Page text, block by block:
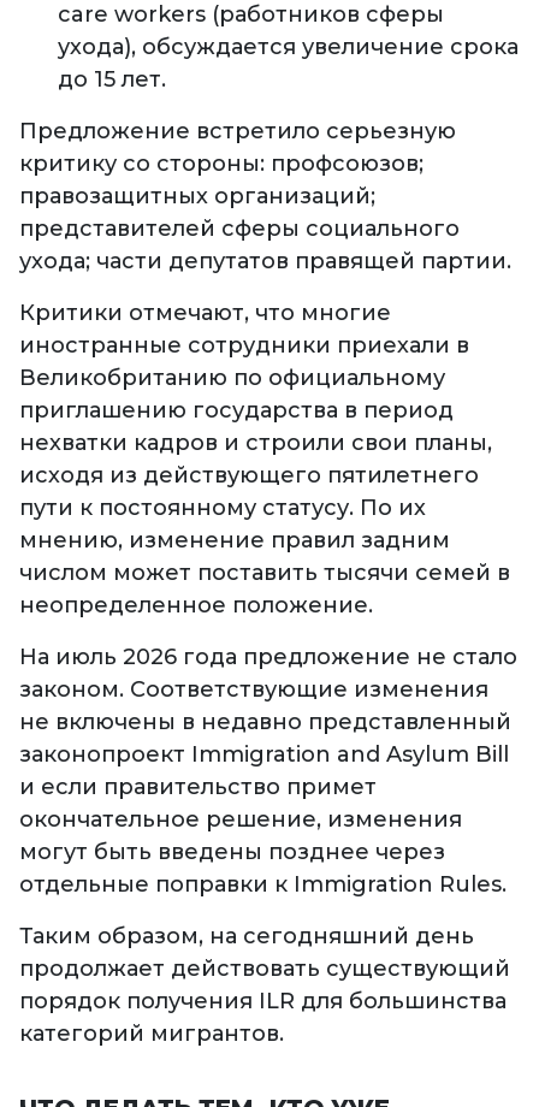
care workers (работников сферы
ухода), обсуждается увеличение срока
до 15 лет.
Предложение встретило серьезную
критику со стороны: профсоюзов;
правозащитных организаций;
представителей сферы социального
ухода; части депутатов правящей партии.
Критики отмечают, что многие
иностранные сотрудники приехали в
Великобританию по официальному
приглашению государства в период
нехватки кадров и строили свои планы,
исходя из действующего пятилетнего
пути к постоянному статусу. По их
мнению, изменение правил задним
числом может поставить тысячи семей в
неопределенное положение.
На июль 2026 года предложение не стало
законом. Соответствующие изменения
не включены в недавно представленный
законопроект Immigration and Asylum Bill
и если правительство примет
окончательное решение, изменения
могут быть введены позднее через
отдельные поправки к Immigration Rules.
Таким образом, на сегодняшний день
продолжает действовать существующий
порядок получения ILR для большинства
категорий мигрантов.